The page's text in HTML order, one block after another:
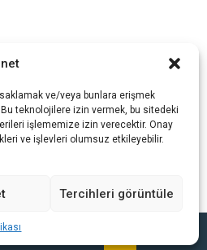
ve/veya bunlara erişmek
teknolojilere izin vermek, bu sitedeki
işlememize izin verecektir. Onay
ve işlevleri olumsuz etkileyebilir.
Tercihleri görüntüle